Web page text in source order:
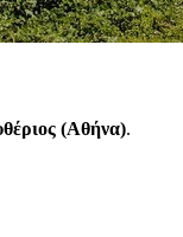
(Αθήνα).